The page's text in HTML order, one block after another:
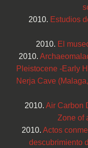
2010. Estudios
2010. El
2010.
Pleistocene -Early
Nerja Cave
2010. Air Carbon
Zone of
2010. Actos
descubrimiento